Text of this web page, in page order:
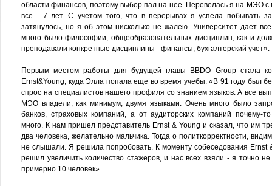
области финансов, поэтому выбор пал на нее. Перевелась я на МЭО с
все - 7 лет. С учетом того, что в перерывах я успела побывать
затянулось, но я об этом нисколько не жалею. Университет дает
много было философии, общеобразовательных дисциплин, как и
преподавали конкретные дисциплины - финансы, бухгалтерский учет».
Первым местом работы для будущей главы BBDO Group стала
Ernst&Young, куда Элла попала еще во время учебы: «В 91 году был
спрос на специалистов нашего профиля со знанием языков. А все
МЭО владели, как минимум, двумя языками. Очень много было
банков, страховых компаний, а от аудиторских компаний почему-
много. К нам пришел представитель Ernst & Young и сказал, что им
два человека, желательно мальчика. Тогда о политкорректности,
не слышали. Я решила попробовать. К моменту собеседования Ernst
решил увеличить количество стажеров, и нас всех взяли - я точно
примерно 10 человек».